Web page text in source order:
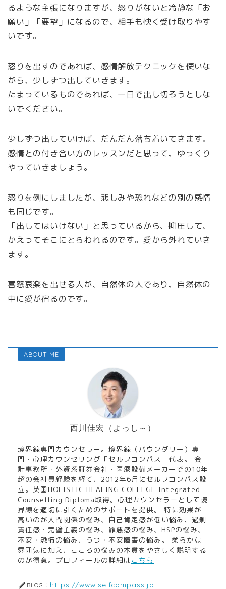
るような主張になりますが、怒りがないと冷静な「お
願い」「要望」になるので、相手も快く受け取りやす
いです。
怒りを出すのであれば、感情解放テクニックを使いな
がら、少しずつ出していきます。
たまっているものであれば、一日で出し切ろうとしな
いでください。
少しずつ出していけば、だんだん落ち着いてきます。
感情との付き合い方のレッスンだと思って、ゆっくり
やっていきましょう。
怒りを例にしましたが、悲しみや恐れなどの別の感情
も同じです。
「出してはいけない」と思っているから、抑圧して、
かえってそこにとらわれるのです。愛から外れていき
ます。
喜怒哀楽を出せる人が、自然体の人であり、自然体の
中に愛が宿るのです。
ABOUT ME
西川佳宏（よっし～）
境界線専門カウンセラー。境界線（バウンダリー）専
門・心理カウンセリング「セルフコンパス」代表。 会
計事務所・外資系証券会社・医療設備メーカーでの10年
超の会社員経験を経て、2012年6月にセルフコンパス設
立。英国HOLISTIC HEALING COLLEGE Integrated
Counselling Diploma取得。心理カウンセラーとして境
界線を適切に引くためのサポートを提供。 特に効果が
高いのが人間関係の悩み、自己肯定感が低い悩み、過剰
責任感・完璧主義の悩み、罪悪感の悩み、HSPの悩み、
不安・恐怖の悩み、うつ・不安障害の悩み。 柔らかな
雰囲気に加え、こころの悩みの本質をやさしく説明する
のが得意。プロフィールの詳細は こちら
BLOG： https://www.selfcompass.jp